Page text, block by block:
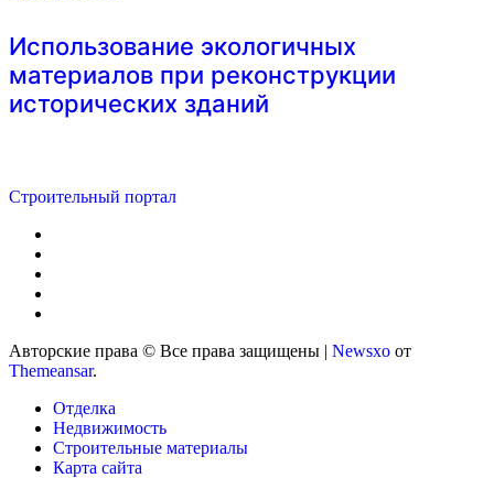
Использование экологичных
материалов при реконструкции
исторических зданий
Строительный портал
Авторские права © Все права защищены | Newsxo от
Themeansar.
Отделка
Недвижимость
Строительные материалы
Карта сайта